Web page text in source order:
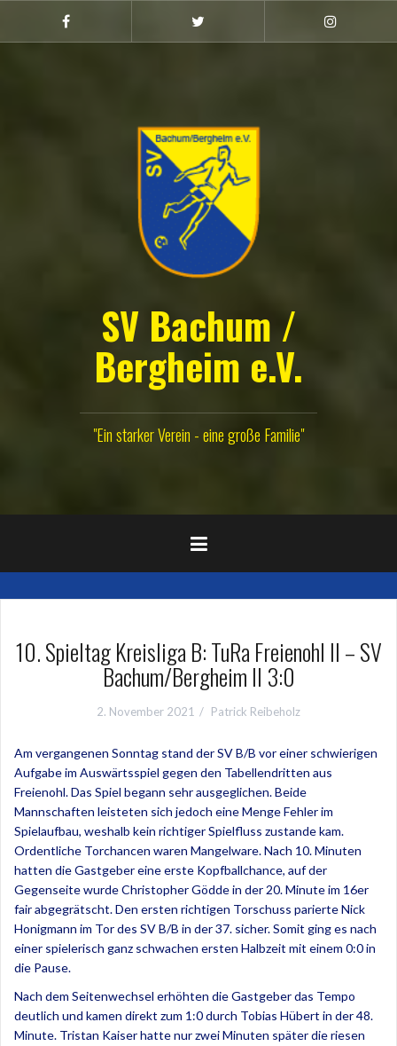
springen
Facebook
Instagram
(Damen)
SV Bachum /
Bergheim e.V.
"Ein starker Verein - eine große Familie"
10. Spieltag Kreisliga B: TuRa Freienohl II – SV
Bachum/Bergheim II 3:0
2. November 2021 Patrick Reibeholz
Am vergangenen Sonntag stand der SV B/B vor einer schwierigen
Aufgabe im Auswärtsspiel gegen den Tabellendritten aus
Freienohl. Das Spiel begann sehr ausgeglichen. Beide
Mannschaften leisteten sich jedoch eine Menge Fehler im
Spielaufbau, weshalb kein richtiger Spielfluss zustande kam.
Ordentliche Torchancen waren Mangelware. Nach 10. Minuten
hatten die Gastgeber eine erste Kopfballchance, auf der
Gegenseite wurde Christopher Gödde in der 20. Minute im 16er
fair abgegrätscht. Den ersten richtigen Torschuss parierte Nick
Honigmann im Tor des SV B/B in der 37. sicher. Somit ging es nach
einer spielerisch ganz schwachen ersten Halbzeit mit einem 0:0 in
die Pause.
Nach dem Seitenwechsel erhöhten die Gastgeber das Tempo
deutlich und kamen direkt zum 1:0 durch Tobias Hübert in der 48.
Minute. Tristan Kaiser hatte nur zwei Minuten später die riesen